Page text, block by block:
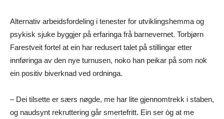
Alternativ arbeidsfordeling i tenester for utviklingshemma og
psykisk sjuke byggjer på erfaringa frå barnevernet. Torbjørn
Farestveit fortel at ein har redusert talet på stillingar etter
innføringa av den nye turnusen, noko han peikar på som nok
ein positiv biverknad ved ordninga.
– Dei tilsette er særs nøgde, me har lite gjennomtrekk i staben,
og naudsynt rekruttering går smertefritt. Ein ser òg at me